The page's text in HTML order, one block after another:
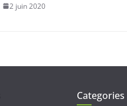
2 juin 2020
Categories